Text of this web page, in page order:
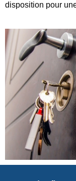
disposition pour